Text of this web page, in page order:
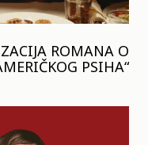
ROMANA O
PSIHA“